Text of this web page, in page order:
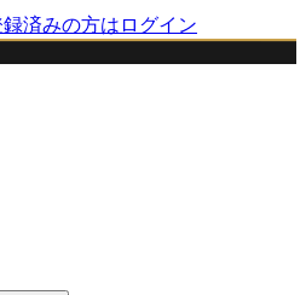
録済みの方はログイン